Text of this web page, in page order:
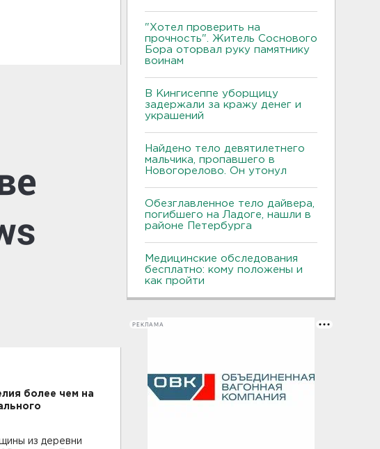
более чем на
из деревни
"Хотел проверить на
прочность". Житель Соснового
Бора оторвал руку памятнику
воинам
В Кингисеппе уборщицу
задержали за кражу денег и
украшений
Найдено тело девятилетнего
мальчика, пропавшего в
Новогорелово. Он утонул
Обезглавленное тело дайвера,
погибшего на Ладоге, нашли в
районе Петербурга
Медицинские обследования
бесплатно: кому положены и
как пройти
РЕКЛАМА